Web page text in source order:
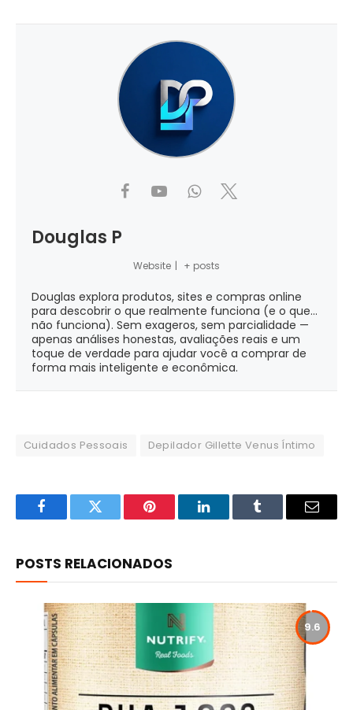
Douglas P
Website | + posts
Douglas explora produtos, sites e compras online
para descobrir o que realmente funciona (e o que...
não funciona). Sem exageros, sem parcialidade —
apenas análises honestas, avaliações reais e um
toque de verdade para ajudar você a comprar de
forma mais inteligente e econômica.
Cuidados Pessoais Depilador Gillette Venus Íntimo
FacebookTwitter Pinterest LinkedInTumblr Email
POSTS RELACIONADOS
9.6